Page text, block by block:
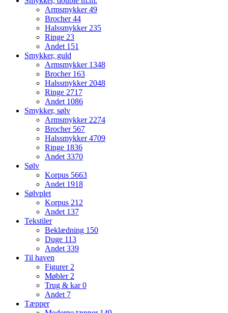
Armsmykker49
Brocher44
Halssmykker 235
Ringe 23
Andet 151
Smykker, guld
Armsmykker 1348
Brocher 163
Halssmykker 2048
Ringe 2717
Andet 1086
Smykker, sølv
Armsmykker 2274
Brocher 567
Halssmykker4709
Ringe 1836
Andet 3370
Sølv
Korpus 5663
Andet 1918
Sølvplet
Korpus 212
Andet 137
Tekstiler
Beklædning 150
Duge 113
Andet 339
Til haven
Figurer 2
Møbler 2
Trug & kar0
Andet 7
Tæpper